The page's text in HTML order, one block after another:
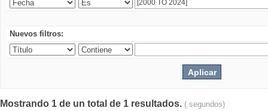
Nuevos filtros:
Mostrando 1 de un total de 1 resultados. ( segundos)